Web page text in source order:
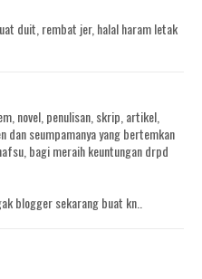
duit, rembat jer, halal haram letak
novel, penulisan, skrip, artikel,
dan seumpamanya yang bertemkan
bagi meraih keuntungan drpd
blogger sekarang buat kn..